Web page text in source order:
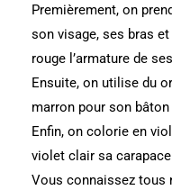
Premièrement, on
son visage, ses bras
rouge l’armature de
Ensuite, on utilise du
marron pour son
Enfin, on colorie en
violet clair sa
Vous connaissez tous